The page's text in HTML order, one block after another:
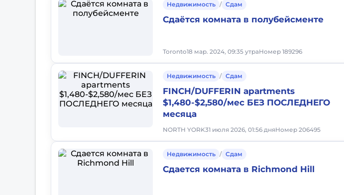
Недвижимость / Сдам
Сдаётся комната в полубейсменте
Toronto18 мар. 2024, 09:35 утраНомер 189296
Недвижимость / Сдам
FINCH/DUFFERIN apartments
$1,480-$2,580/мес БЕЗ ПОСЛЕДНЕГО
месяца
NORTH YORK31 июля 2026, 01:56 дняНомер 206495
Недвижимость / Сдам
Сдается комната в Richmond Hill